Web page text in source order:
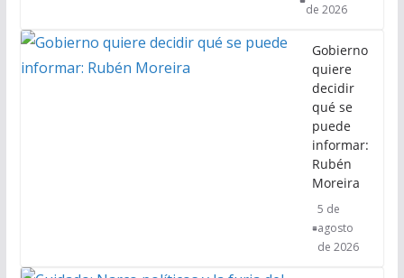
de 2026
Gobierno
quiere
decidir
qué se
puede
informar:
Rubén
Moreira
5 de
agosto
de 2026